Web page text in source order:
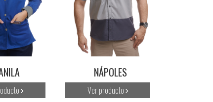
NÁPOLES
Ver producto